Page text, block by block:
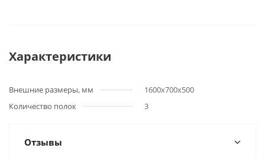
Характеристики
Внешние размеры, мм
1600х700х500
Количество полок
3
Отзывы